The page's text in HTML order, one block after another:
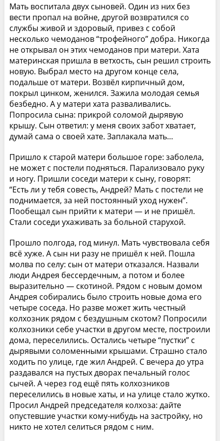
Мать воспитала двух сыновей. Один из них без
вести пропал на войне, другой возвратился со
службы живой и здоровый, привез с собой
несколько чемоданов “трофейного” добра. Никогда
не открывал он этих чемоданов при матери. Хата
материнская пришла в ветхость, сын решил строить
новую. Выбрал место на другом конце села,
подальше от матери. Возвёл кирпичный дом,
покрыл цинком, женился. Зажила молодая семья
безбедно. А у матери хата разваливались.
Попросила сына: прикрой соломой дырявую
крышу. Сын ответил: у меня своих забот хватает,
думай сама о своей хате. Заплакала мать…
Пришло к старой матери большое горе: заболела,
не может с постели подняться. Парализовало руку
и ногу. Пришли соседи матери к сыну, говорят:
“Есть ли у тебя совесть, Андрей? Мать с постели не
поднимается, за ней постоянный уход нужен”.
Пообещал сын прийти к матери — и не пришёл.
Стали соседи ухаживать за больной старухой.
Прошло полгода, год минул. Мать чувствовала себя
всё хуже. А сын ни разу не пришёл к ней. Пошла
молва по селу: сын от матери отказался. Назвали
люди Андрея бессердечным, а потом и более
выразительно — скотиной. Рядом с новым домом
Андрея собирались было строить новые дома его
четыре соседа. Но разве может жить честный
колхозник рядом с бездушным скотом? Попросили
колхозники себе участки в другом месте, построили
дома, переселились. Остались четыре “пустки” с
дырявыми соломенными крышами. Страшно стало
ходить по улице, где жил Андрей. С вечера до утра
раздавался на пустых дворах печальный голос
сычей. А через год ещё пять колхозников
переселились в новые хаты, и на улице стало жутко.
Просил Андрей председателя колхоза: дайте
опустевшие участки кому-нибудь на застройку, но
никто не хотел селиться рядом с ним.